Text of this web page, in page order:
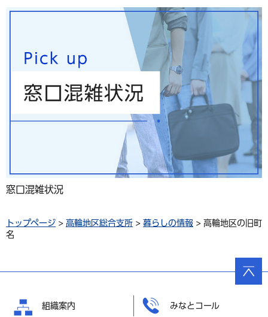
窓口混雑状況
トップページ > 高輪地区総合支所 > 暮らしの情報 > 高輪地区の旧町
名
組織案内 みなとコール
ページ
の先頭